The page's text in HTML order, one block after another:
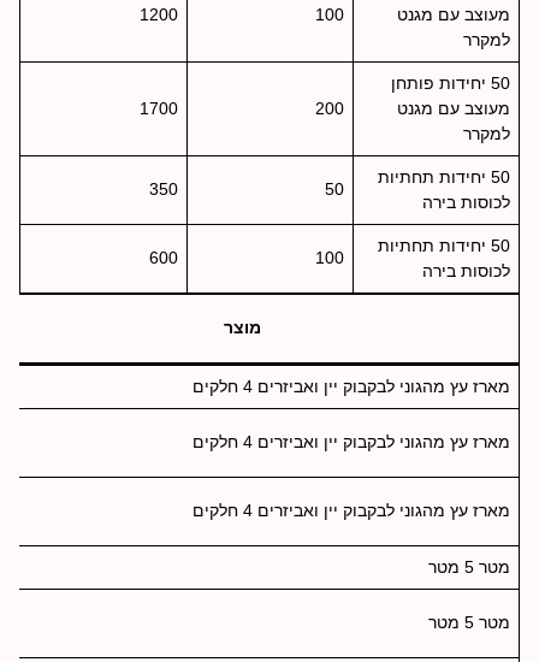
מעוצב עם מגנט
למקרר
100
1200
50 יחידות פותחן
מעוצב עם מגנט
למקרר
200
1700
50 יחידות תחתיות
לכוסות בירה
50
350
50 יחידות תחתיות
לכוסות בירה
100
600
מוצר
מארז עץ מהגוני לבקבוק יין ואביזרים 4 חלקים
מארז עץ מהגוני לבקבוק יין ואביזרים 4 חלקים
מארז עץ מהגוני לבקבוק יין ואביזרים 4 חלקים
מטר 5 מטר
מטר 5 מטר